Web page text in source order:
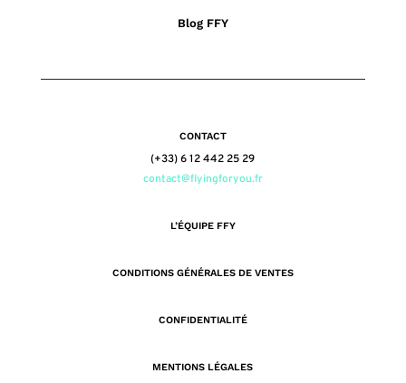
Blog FFY
CONTACT
(+33) 6 12 442 25 29
contact@flyingforyou.fr
L’ÉQUIPE FFY
CONDITIONS GÉNÉRALES DE VENTES
CONFIDENTIALITÉ
MENTIONS LÉGALES